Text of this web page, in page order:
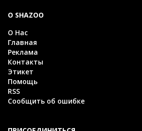
О SHAZOO
О Нас
Главная
Реклама
Контакты
Этикет
Помощь
RSS
Сообщить об ошибке